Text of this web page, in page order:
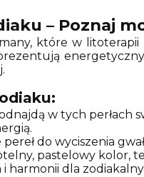
– Poznaj
które w litoterapii
energetyczny
w tych perłach
do wyciszenia
pastelowy kolor,
harmonii dla